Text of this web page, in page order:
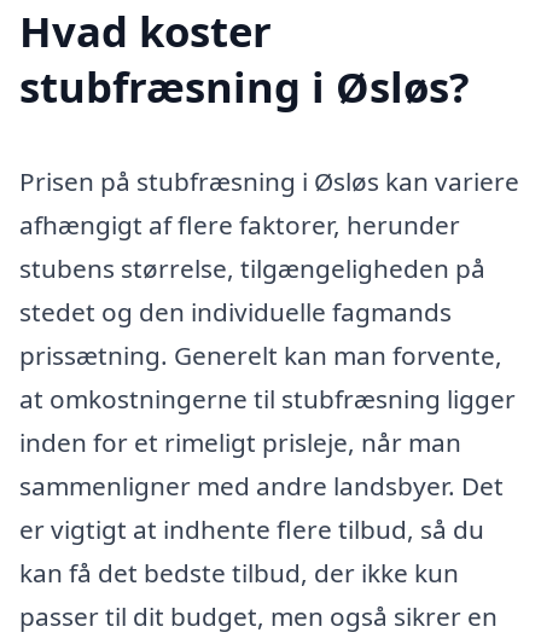
Hvad koster
stubfræsning i Øsløs?
Prisen på stubfræsning i Øsløs kan variere
afhængigt af flere faktorer, herunder
stubens størrelse, tilgængeligheden på
stedet og den individuelle fagmands
prissætning. Generelt kan man forvente,
at omkostningerne til stubfræsning ligger
inden for et rimeligt prisleje, når man
sammenligner med andre landsbyer. Det
er vigtigt at indhente flere tilbud, så du
kan få det bedste tilbud, der ikke kun
passer til dit budget, men også sikrer en